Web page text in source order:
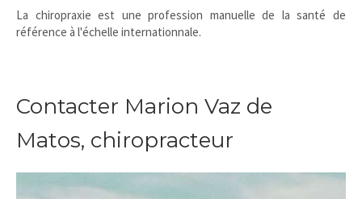
La chiropraxie est une profession manuelle de la santé de
référence à l'échelle internationnale.
Contacter Marion Vaz de
Matos, chiropracteur